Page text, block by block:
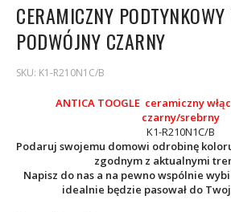
CERAMICZNY
PODWÓJNY CZARNY
SKU: K1-R210N1C/B
ANTICA TOOGLE ceramiczny
czarny/srebrny
K1-R210N1C/B
Podaruj swojemu domowi odrobinę
zgodnym z aktualnymi
Napisz do nas a na pewno wspólnie
idealnie będzie pasował do